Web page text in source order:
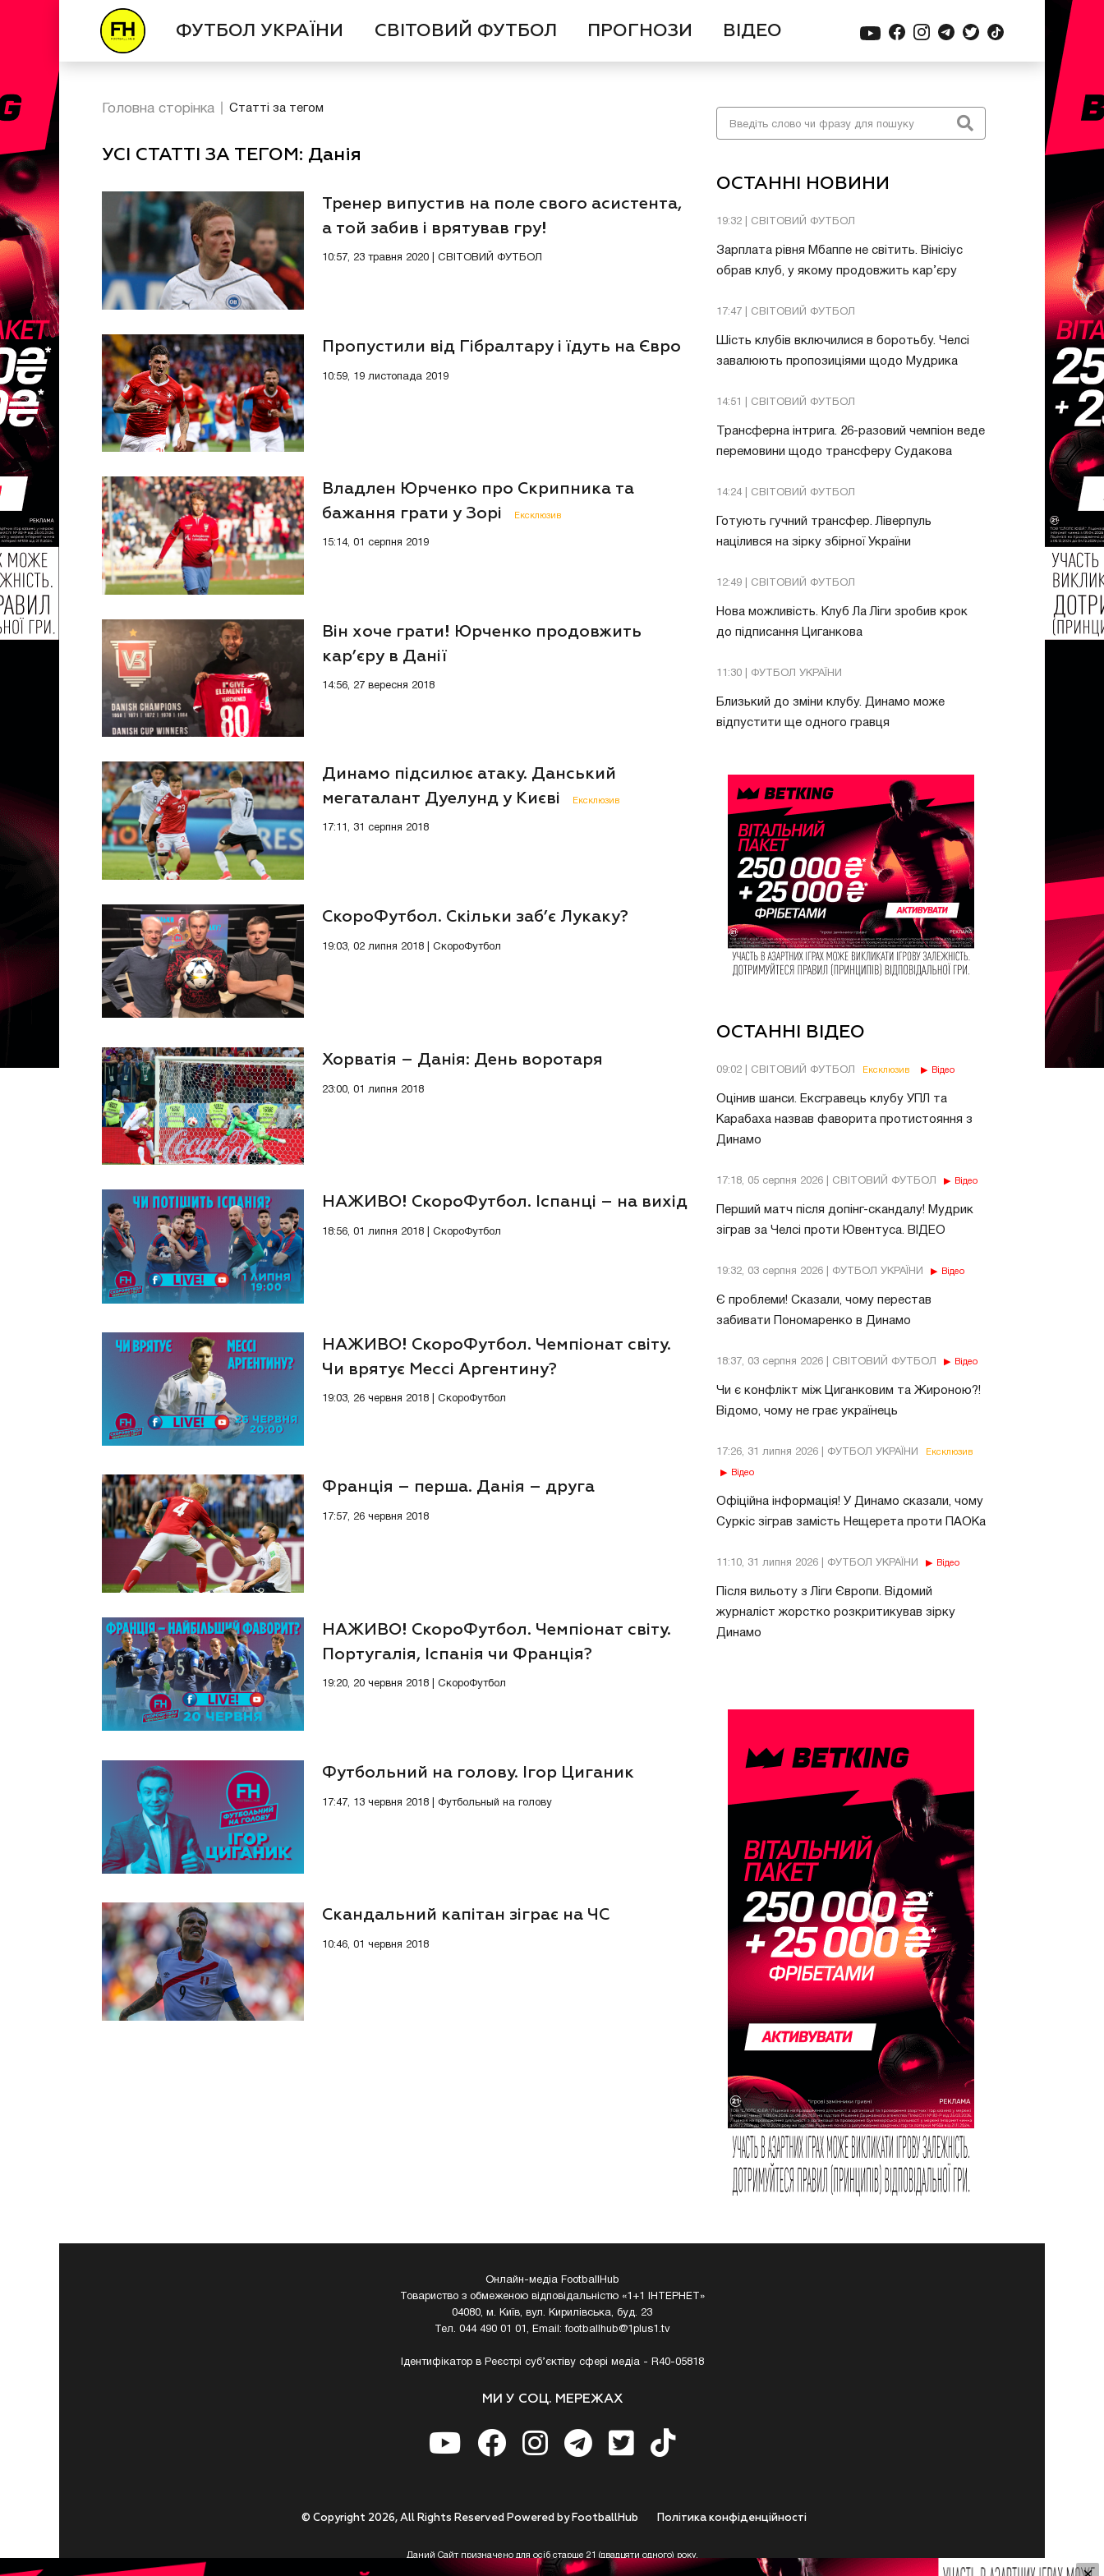
ФУТБОЛ УКРАЇНИ СВІТОВИЙ ФУТБОЛ ПРОГНОЗИ ВІДЕО
ОСТАННІ НОВИНИ
19:32 | СВІТОВИЙ ФУТБОЛ
Зарплата рівня Мбаппе не світить. Вінісіус
обрав клуб, у якому продовжить кар’єру
17:47 | СВІТОВИЙ ФУТБОЛ
Шість клубів включилися в боротьбу. Челсі
завалюють пропозиціями щодо Мудрика
14:51 | СВІТОВИЙ ФУТБОЛ
Трансферна інтрига. 26-разовий чемпіон веде
перемовини щодо трансферу Судакова
14:24 | СВІТОВИЙ ФУТБОЛ
Готують гучний трансфер. Ліверпуль
націлився на зірку збірної України
12:49 | СВІТОВИЙ ФУТБОЛ
Нова можливість. Клуб Ла Ліги зробив крок
до підписання Циганкова
11:30 | ФУТБОЛ УКРАЇНИ
Близький до зміни клубу. Динамо може
відпустити ще одного гравця
ОСТАННІ ВІДЕО
09:02 | СВІТОВИЙ ФУТБОЛ Ексклюзив Відео
Оцінив шанси. Ексгравець клубу УПЛ та
Карабаха назвав фаворита протистояння з
Динамо
17:18, 05 серпня 2026 | СВІТОВИЙ ФУТБОЛ Відео
Перший матч після допінг-скандалу! Мудрик
зіграв за Челсі проти Ювентуса. ВІДЕО
19:32, 03 серпня 2026 | ФУТБОЛ УКРАЇНИ Відео
Є проблеми! Сказали, чому перестав
забивати Пономаренко в Динамо
18:37, 03 серпня 2026 | СВІТОВИЙ ФУТБОЛ Відео
Чи є конфлікт між Циганковим та Жироною?!
Відомо, чому не грає українець
17:26, 31 липня 2026 | ФУТБОЛ УКРАЇНИ Ексклюзив
Відео
Офіційна інформація! У Динамо сказали, чому
Суркіс зіграв замість Нещерета проти ПАОКа
11:10, 31 липня 2026 | ФУТБОЛ УКРАЇНИ Відео
Після вильоту з Ліги Європи. Відомий
журналіст жорстко розкритикував зірку
Динамо
Головна сторінка Статті за тегом
УСІ СТАТТІ ЗА ТЕГОМ: Данія
Тренер випустив на поле свого асистента,
а той забив і врятував гру!
10:57, 23 травня 2020 | СВІТОВИЙ ФУТБОЛ
Пропустили від Гібралтару і їдуть на Євро
10:59, 19 листопада 2019
Владлен Юрченко про Скрипника та
бажання грати у Зорі
Ексклюзив
15:14, 01 серпня 2019
Він хоче грати! Юрченко продовжить
кар’єру в Данії
14:56, 27 вересня 2018
Динамо підсилює атаку. Данський
мегаталант Дуелунд у Києві
Ексклюзив
17:11, 31 серпня 2018
СкороФутбол. Скільки заб’є Лукаку?
19:03, 02 липня 2018 | СкороФутбол
Хорватія – Данія: День воротаря
23:00, 01 липня 2018
НАЖИВО! СкороФутбол. Іспанці – на вихід
18:56, 01 липня 2018 | СкороФутбол
НАЖИВО! СкороФутбол. Чемпіонат світу.
Чи врятує Мессі Аргентину?
19:03, 26 червня 2018 | СкороФутбол
Франція – перша. Данія – друга
17:57, 26 червня 2018
НАЖИВО! СкороФутбол. Чемпіонат світу.
Португалія, Іспанія чи Франція?
19:20, 20 червня 2018 | СкороФутбол
Футбольний на голову. Ігор Циганик
17:47, 13 червня 2018 | Футбольный на голову
Скандальний капітан зіграє на ЧС
10:46, 01 червня 2018
Онлайн-медіа FootballHub
Товариство з обмеженою відповідальністю «1+1 ІНТЕРНЕТ»
04080, м. Київ, вул. Кирилівська, буд. 23
Тел. 044 490 01 01, Email:footballhub@1plus1.tv
Ідентифікатор в Реєстрі суб’єктіву сфері медіа - R40-05818
МИ У СОЦ. МЕРЕЖАХ
Полiтика конфiденцiйностi
© Copyright 2026, All Rights Reserved Powered by FootballHub
Даний Сайт призначено для осіб старше 21 (двадцяти одного) року.
Приступаючи до використання https://footballhub.ua, Користувач цим підтверджує, що досяг 21-річного віку.